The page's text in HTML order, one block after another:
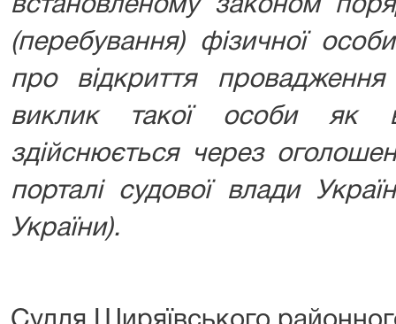
встановленому законом
(перебування) фізичної
про відкриття
виклик такої особи як
здійснюється через
порталі судової влади
України).